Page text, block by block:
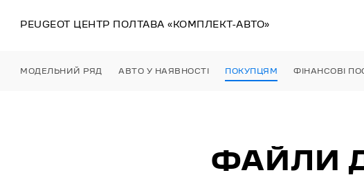
PEUGEOT ЦЕНТР ПОЛТАВА «КОМПЛЕКТ-АВТО»
МОДЕЛЬНИЙ РЯД АВТО У НАЯВНОСТІ ПОКУПЦЯМ ФІНАНСОВІ
ФАЙЛИ